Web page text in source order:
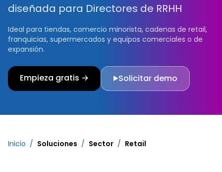
diseñada para Directores de RRHH
Ideal para tiendas, comercio minorista, cadenas de retail,
franquicias, supermercados y equipos comerciales o de
expansión.
Empieza gratis → ▶Solicitar demo
Inicio / Soluciones / Sector / Retail